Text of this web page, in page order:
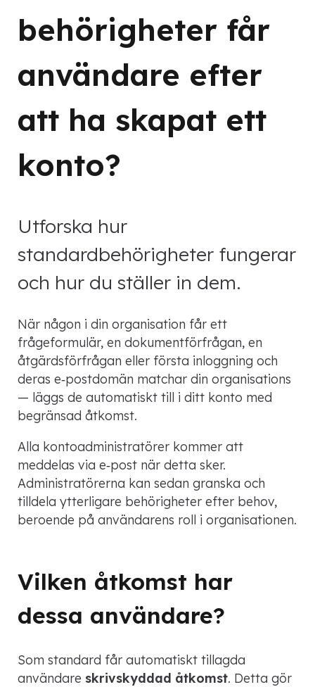
behörigheter får
användare efter
att ha skapat ett
konto?
Utforska hur
standardbehörigheter fungerar
och hur du ställer in dem.
När någon i din organisation får ett
frågeformulär, en dokumentförfrågan, en
åtgärdsförfrågan eller första inloggning och
deras e‑postdomän matchar din organisations
— läggs de automatiskt till i ditt konto med
begränsad åtkomst.
Alla kontoadministratörer kommer att
meddelas via e‑post när detta sker.
Administratörerna kan sedan granska och
tilldela ytterligare behörigheter efter behov,
beroende på användarens roll i organisationen.
Vilken åtkomst har
dessa användare?
Som standard får automatiskt tillagda
användare skrivskyddad åtkomst. Detta gör